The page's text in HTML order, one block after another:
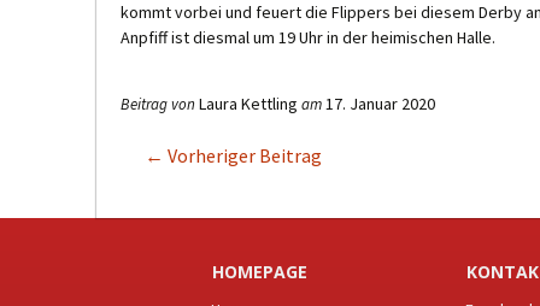
kommt vorbei und feuert die Flippers bei diesem Derby
Anpfiff ist diesmal um 19 Uhr in der heimischen Halle.
Beitrag vonLaura Kettling am17. Januar 2020
Beitragsnavigation
← Vorheriger Beitrag
HOMEPAGE